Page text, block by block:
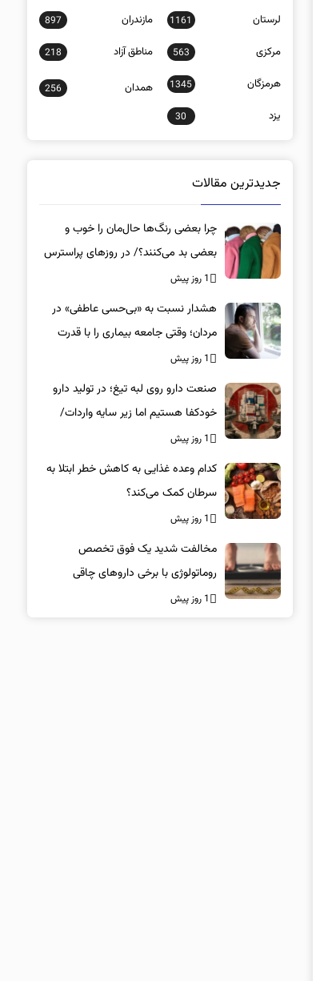
لرستان 1161 مازندران 897
مرکزی 563 مناطق آزاد 218
هرمزگان 1345 همدان 256
یزد 30
جدیدترین مقالات
چرا بعضی رنگ‌ها حال‌مان را خوب و
بعضی بد می‌کنند؟/ در روزهای پراسترس
این رنگ‌ها را بپوشید
1 روز پیش
هشدار نسبت به «بی‌حسی عاطفی» در
مردان؛ وقتی جامعه بیماری را با قدرت
اشتباه می‌گیرد
1 روز پیش
صنعت دارو روی لبه تیغ؛ در تولید دارو
خودکفا هستیم اما زیر سایه واردات/
کدام داروها این روزها کمیاب شده‌اند؟/
«کشور سه ماه ذخیره دارویی دارد»
1 روز پیش
کدام وعده غذایی به کاهش خطر ابتلا به
سرطان کمک می‌کند؟
1 روز پیش
مخالفت شدید یک فوق تخصص
روماتولوژی با برخی داروهای چاقی
1 روز پیش